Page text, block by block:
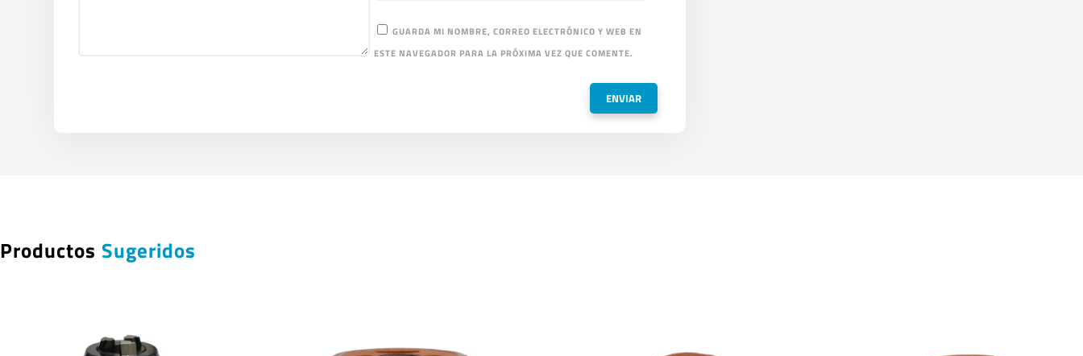
GUARDA MI NOMBRE, CORREO ELECTRÓNICO Y WEB EN
ESTE NAVEGADOR PARA LA PRÓXIMA VEZ QUE COMENTE.
Productos Sugeridos